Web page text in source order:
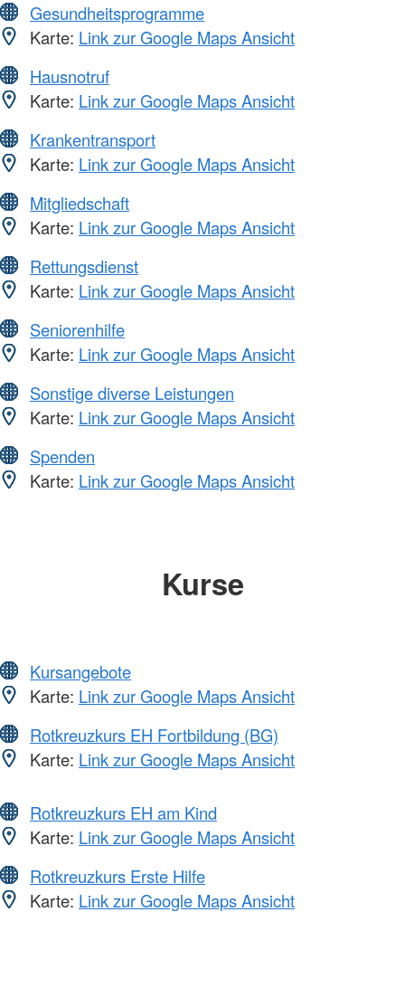
Gesundheitsprogramme
Karte: Link zur Google Maps Ansicht
Hausnotruf
Karte: Link zur Google Maps Ansicht
Krankentransport
Karte: Link zur Google Maps Ansicht
Mitgliedschaft
Karte: Link zur Google Maps Ansicht
Rettungsdienst
Karte: Link zur Google Maps Ansicht
Seniorenhilfe
Karte: Link zur Google Maps Ansicht
Sonstige diverse Leistungen
Karte: Link zur Google Maps Ansicht
Spenden
Karte: Link zur Google Maps Ansicht
Kurse
Kursangebote
Karte: Link zur Google Maps Ansicht
Rotkreuzkurs EH Fortbildung (BG)
Karte: Link zur Google Maps Ansicht
Rotkreuzkurs EH am Kind
Karte: Link zur Google Maps Ansicht
Rotkreuzkurs Erste Hilfe
Karte: Link zur Google Maps Ansicht